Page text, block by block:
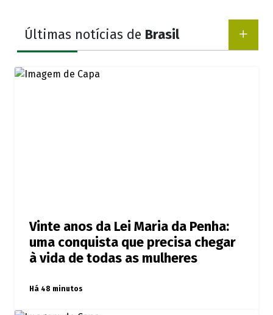
Últimas notícias de Brasil
Vinte anos da Lei Maria da Penha:
uma conquista que precisa chegar
à vida de todas as mulheres
Há 48 minutos